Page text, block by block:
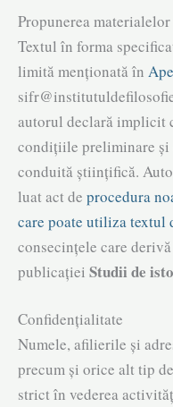
Propunerea materialelor
Textul în forma
limită menționată în
autorul declară implicit
condițiile preliminare și
conduită științifică.
luat act de procedura
care poate utiliza textul
consecințele care
publicației Studii de
Confidențialitate
Numele, afilierile și
precum și orice alt tip
strict în vederea